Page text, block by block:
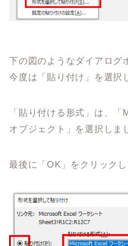
下の図のようなダイアログ
今度は「貼り付け」を選択
「貼り付ける形式」は、
オブジェクト」を選択しま
最後に「OK」をクリックし